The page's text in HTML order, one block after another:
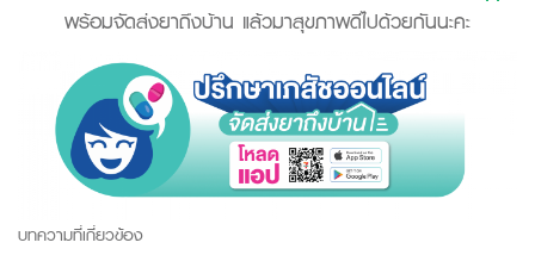
พร้อมจัดส่งยาถึงบ้าน แล้วมาสุขภาพดีไปด้วยกันนะคะ
บทความที่เกี่ยวข้อง